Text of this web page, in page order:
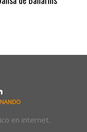
la tercera edición
de Ballarins